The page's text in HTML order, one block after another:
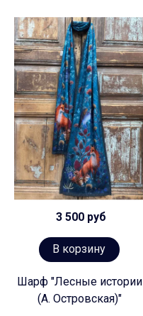
3 500 руб
В корзину
Шарф "Лесные истории
(А. Островская)"